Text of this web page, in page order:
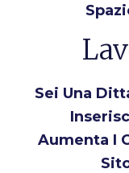
Sei Una
Aumenta I